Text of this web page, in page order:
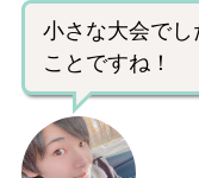
小さな大会で
ことですね！